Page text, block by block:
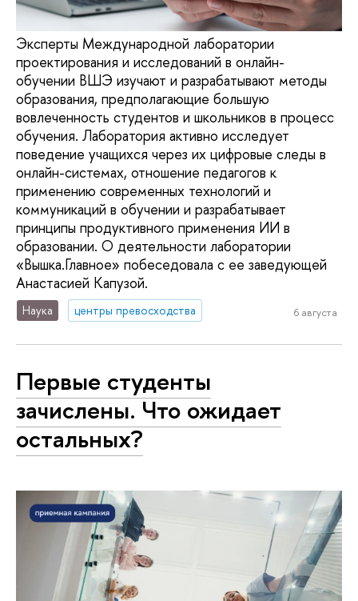
Эксперты Международной лаборатории
проектирования и исследований в онлайн-
обучении ВШЭ изучают и разрабатывают методы
образования, предполагающие большую
вовлеченность студентов и школьников в процесс
обучения. Лаборатория активно исследует
поведение учащихся через их цифровые следы в
онлайн-системах, отношение педагогов к
применению современных технологий и
коммуникаций в обучении и разрабатывает
принципы продуктивного применения ИИ в
образовании. О деятельности лаборатории
«Вышка.Главное» побеседовала с ее заведующей
Анастасией Капузой.
Наука центры превосходства 6 августа
Первые студенты
зачислены. Что ожидает
остальных?